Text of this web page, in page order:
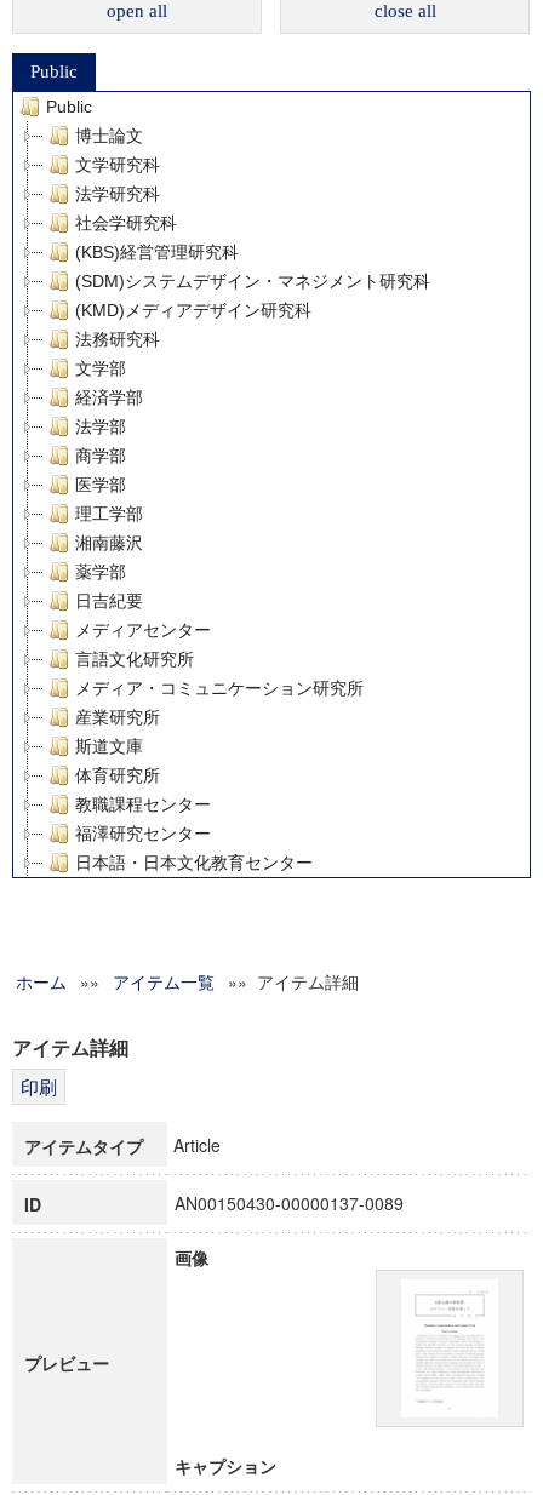
open all close all
Public
Public
博士論文
文学研究科
法学研究科
社会学研究科
(KBS)経営管理研究科
(SDM)システムデザイン・マネジメント研究科
(KMD)メディアデザイン研究科
法務研究科
文学部
経済学部
法学部
商学部
医学部
理工学部
湘南藤沢
薬学部
日吉紀要
メディアセンター
言語文化研究所
メディア・コミュニケーション研究所
産業研究所
斯道文庫
体育研究所
教職課程センター
福澤研究センター
日本語・日本文化教育センター
グローバルリサーチインスティテュート
科学研究費補助金研究成果報告書
博士課程教育リーディングプログラム「超成熟社会発展のサ
ホーム »» アイテム一覧 »» アイテム詳細
アイテム詳細
アイテムタイプ Article
ID AN00150430-00000137-0089
プレビュー
画像
キャプション